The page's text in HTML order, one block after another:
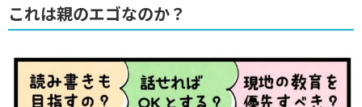
これは親のエゴなのか？